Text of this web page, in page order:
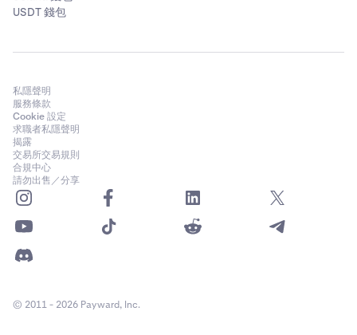
USDT 錢包
私隱聲明
服務條款
Cookie 設定
求職者私隱聲明
揭露
交易所交易規則
合規中心
請勿出售／分享
© 2011 - 2026 Payward, Inc.